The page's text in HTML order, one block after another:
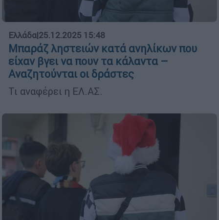
Ελλάδα|25.12.2025 15:48
Μπαράζ ληστειών κατά ανηλίκων που
είχαν βγει να πουν τα κάλαντα –
Αναζητούνται οι δράστες
Τι αναφέρει η ΕΛ.ΑΣ.